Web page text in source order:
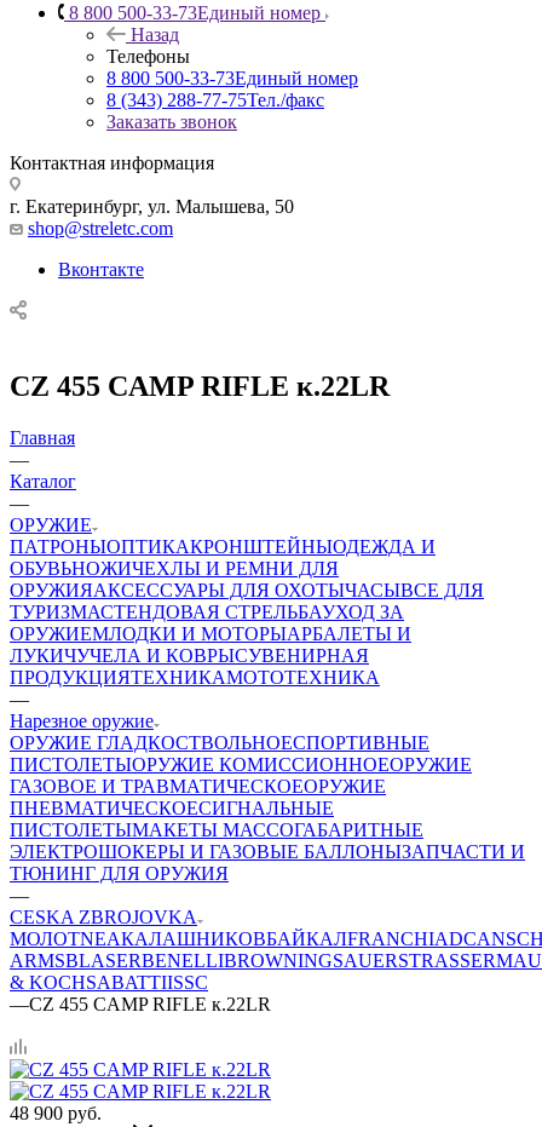
8 800 500-33-73Единый номер
Назад
Телефоны
8 800 500-33-73Единый номер
8 (343) 288-77-75Тел./факс
Заказать звонок
Контактная информация
г. Екатеринбург, ул. Малышева, 50
shop@streletc.com
Вконтакте
CZ 455 CAMP RIFLE к.22LR
Главная
—
Каталог
—
ОРУЖИЕ
ПАТРОНЫОПТИКАКРОНШТЕЙНЫОДЕЖДА И
ОБУВЬНОЖИЧЕХЛЫ И РЕМНИ ДЛЯ
ОРУЖИЯАКСЕССУАРЫ ДЛЯ ОХОТЫЧАСЫВСЕ ДЛЯ
ТУРИЗМАСТЕНДОВАЯ СТРЕЛЬБАУХОД ЗА
ОРУЖИЕМЛОДКИ И МОТОРЫАРБАЛЕТЫ И
ЛУКИЧУЧЕЛА И КОВРЫСУВЕНИРНАЯ
ПРОДУКЦИЯТЕХНИКАМОТОТЕХНИКА
—
Нарезное оружие
ОРУЖИЕ ГЛАДКОСТВОЛЬНОЕСПОРТИВНЫЕ
ПИСТОЛЕТЫОРУЖИЕ КОМИССИОННОЕОРУЖИЕ
ГАЗОВОЕ И ТРАВМАТИЧЕСКОЕОРУЖИЕ
ПНЕВМАТИЧЕСКОЕСИГНАЛЬНЫЕ
ПИСТОЛЕТЫМАКЕТЫ МАССОГАБАРИТНЫЕ
ЭЛЕКТРОШОКЕРЫ И ГАЗОВЫЕ БАЛЛОНЫЗАПЧАСТИ И
ТЮНИНГ ДЛЯ ОРУЖИЯ
—
CESKA ZBROJOVKA
МОЛОТNEAКАЛАШНИКОВБАЙКАЛFRANCHIADC
ARMSBLASERBENELLIBROWNINGSAUERSTRASSER
& KOCHSABATTIISSC
—CZ 455 CAMP RIFLE к.22LR
48 900 руб.